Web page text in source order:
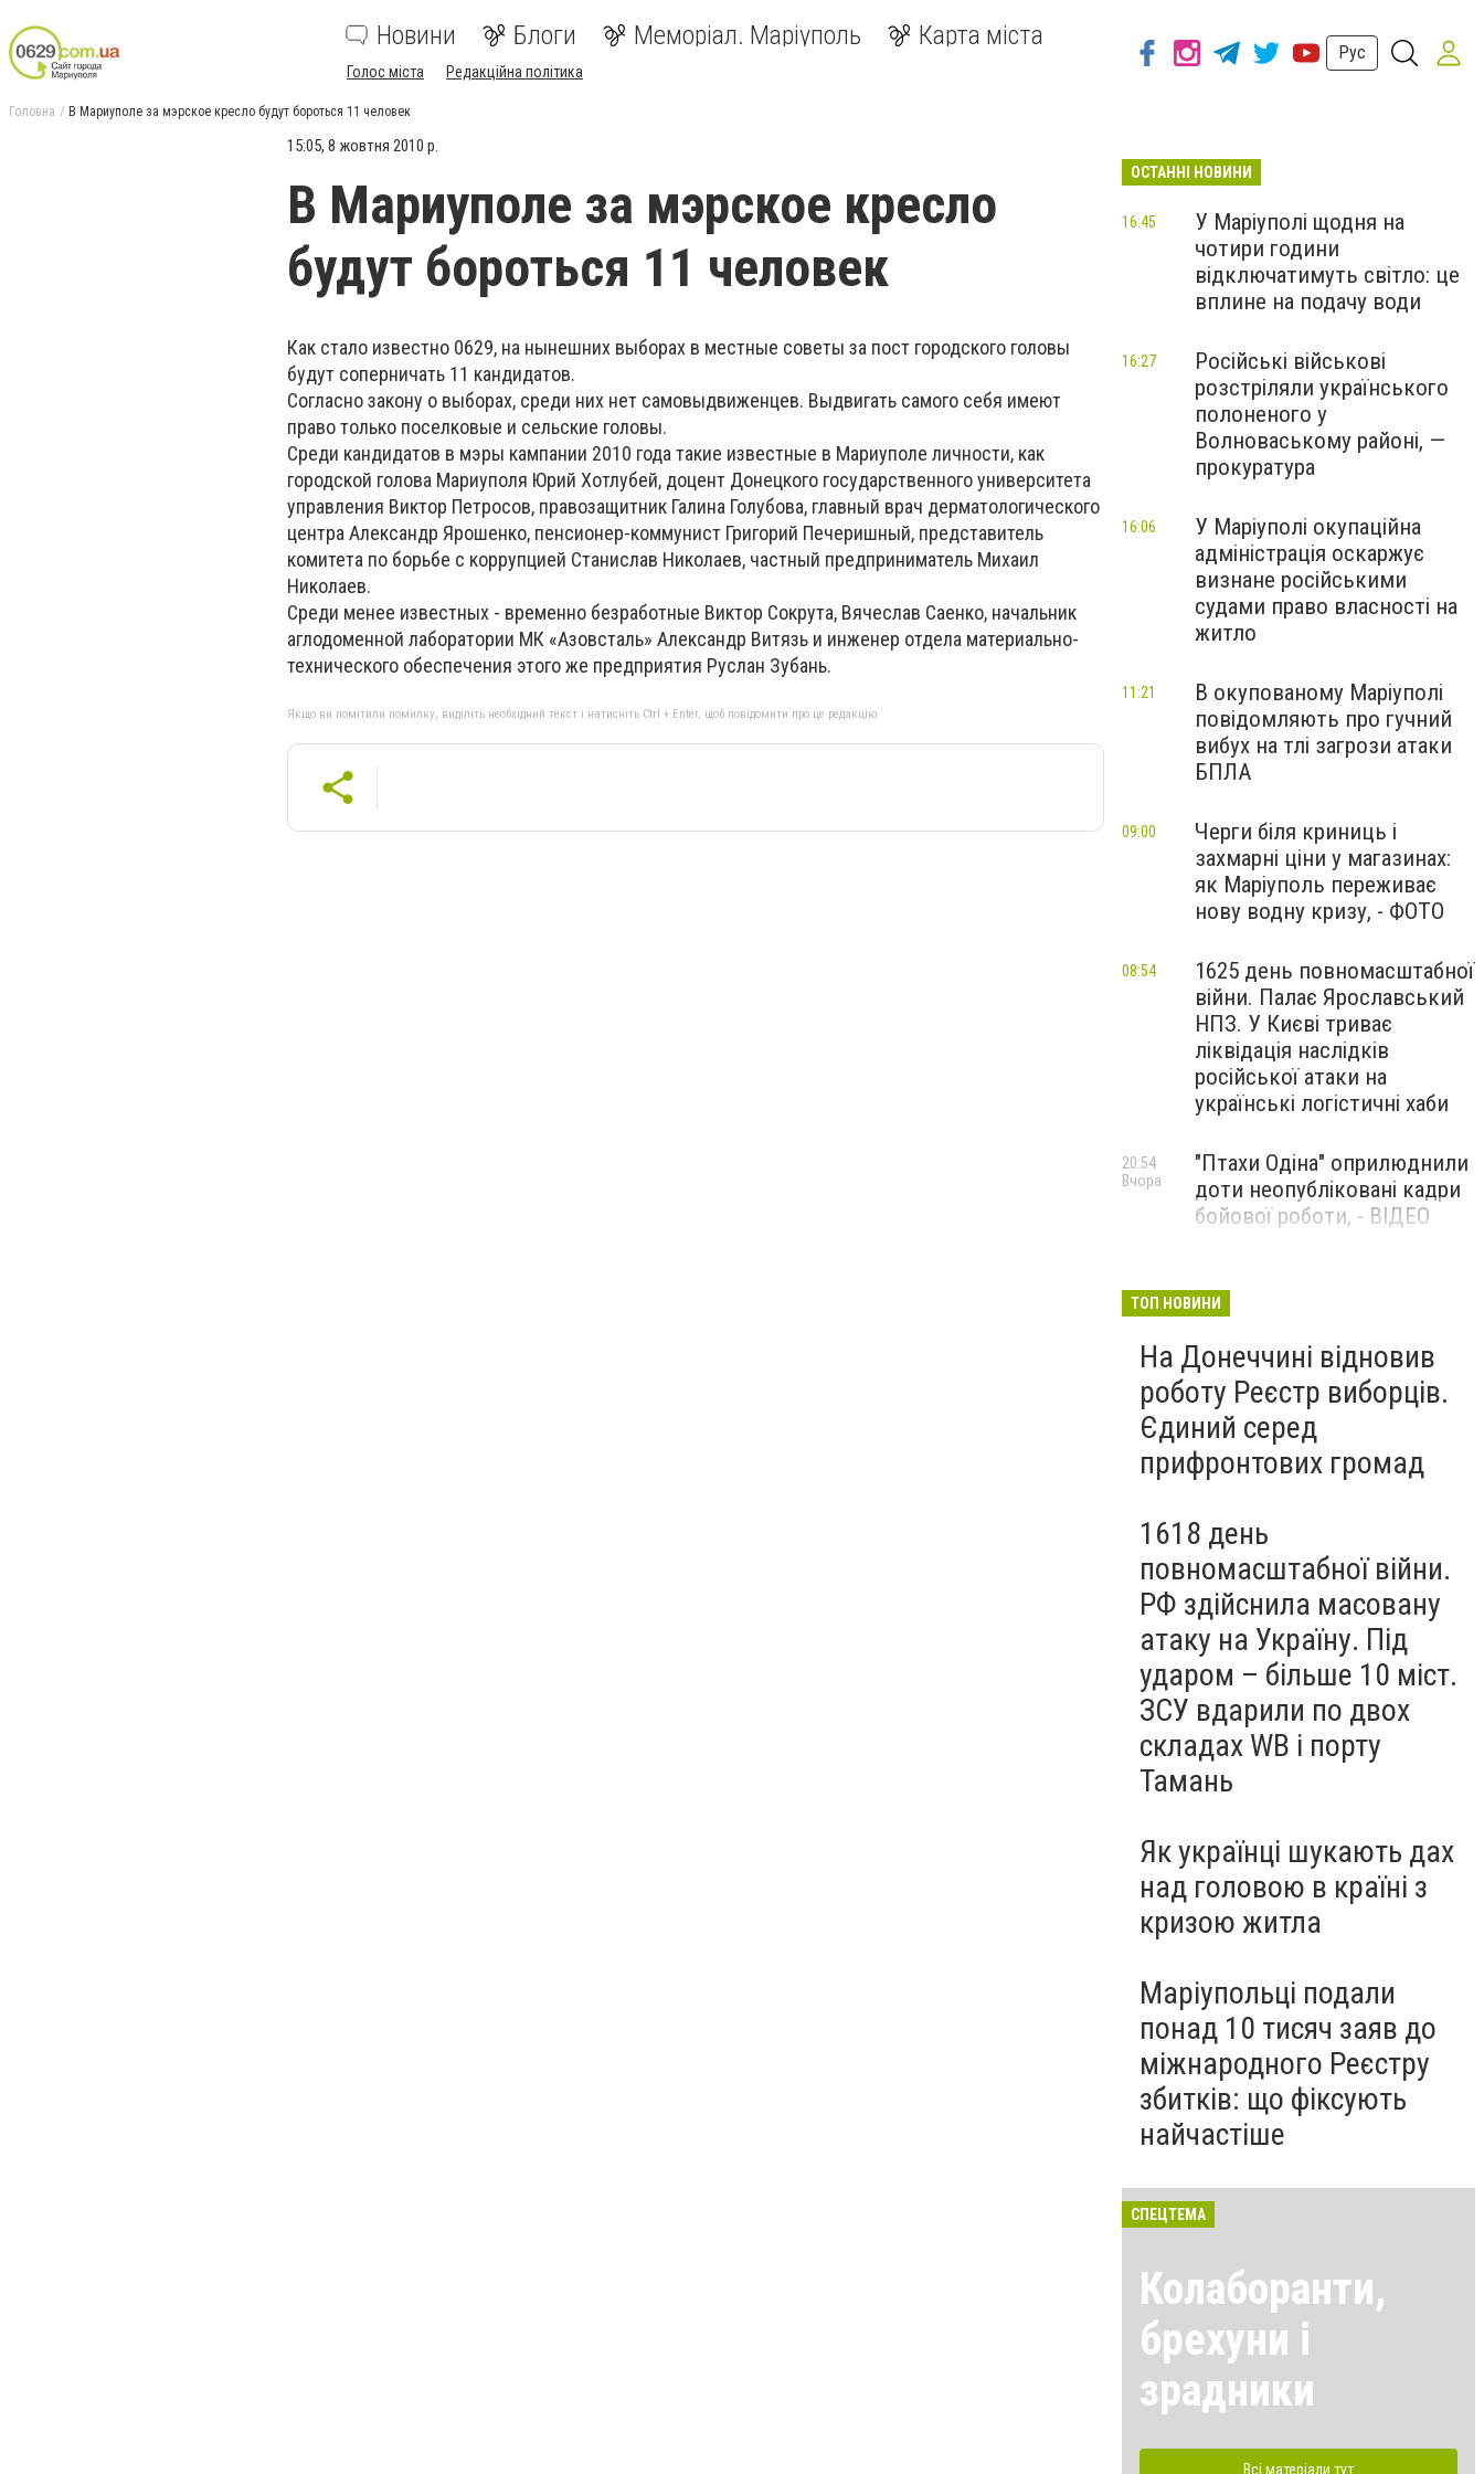
Новини Блоги Меморіал. Маріуполь Карта міста
Голос міста Редакційна політика
Рус
Головна В Мариуполе за мэрское кресло будут бороться 11 человек
15:05, 8 жовтня 2010 р.
В Мариуполе за мэрское кресло
будут бороться 11 человек
Как стало известно 0629, на нынешних выборах в местные советы за пост городского головы
будут соперничать 11 кандидатов.
Согласно закону о выборах, среди них нет самовыдвиженцев. Выдвигать самого себя имеют
право только поселковые и сельские головы.
Среди кандидатов в мэры кампании 2010 года такие известные в Мариуполе личности, как
городской голова Мариуполя Юрий Хотлубей, доцент Донецкого государственного университета
управления Виктор Петросов, правозащитник Галина Голубова, главный врач дерматологического
центра Александр Ярошенко, пенсионер-коммунист Григорий Печеришный, представитель
комитета по борьбе с коррупцией Станислав Николаев, частный предприниматель Михаил
Николаев.
Среди менее известных - временно безработные Виктор Сокрута, Вячеслав Саенко, начальник
аглодоменной лаборатории МК «Азовсталь» Александр Витязь и инженер отдела материально-
технического обеспечения этого же предприятия Руслан Зубань.
Якщо ви помітили помилку, виділіть необхідний текст і натисніть Ctrl + Enter, щоб повідомити про це редакцію
ОСТАННІ НОВИНИ
У Маріуполі щодня на
чотири години
відключатимуть світло: це
вплине на подачу води
16:45
Російські військові
розстріляли українського
полоненого у
Волноваському районі, —
прокуратура
16:27
У Маріуполі окупаційна
адміністрація оскаржує
визнане російськими
судами право власності на
житло
16:06
В окупованому Маріуполі
повідомляють про гучний
вибух на тлі загрози атаки
БПЛА
11:21
Черги біля криниць і
захмарні ціни у магазинах:
як Маріуполь переживає
нову водну кризу, - ФОТО
09:00
1625 день повномасштабної
війни. Палає Ярославський
НПЗ. У Києві триває
ліквідація наслідків
російської атаки на
українські логістичні хаби
08:54
"Птахи Одіна" оприлюднили
доти неопубліковані кадри
бойової роботи, - ВІДЕО
20:54
Вчора
Бєдняков зіграє тата
новому українському
фільмі, - ФОТО
Вчора
ТОП НОВИНИ
На Донеччині відновив
роботу Реєстр виборців.
Єдиний серед
прифронтових громад
1618 день
повномасштабної війни.
РФ здійснила масовану
атаку на Україну. Під
ударом – більше 10 міст.
ЗСУ вдарили по двох
складах WB і порту
Тамань
Як українці шукають дах
над головою в країні з
кризою житла
Маріупольці подали
понад 10 тисяч заяв до
міжнародного Реєстру
збитків: що фіксують
найчастіше
СПЕЦТЕМА
Колаборанти,
брехуни і
зрадники
Всі матеріали тут